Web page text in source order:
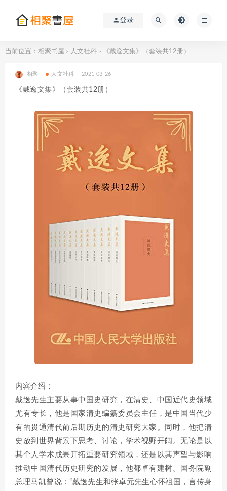
登录
当前位置： 相聚书屋 > 人文社科 > 《戴逸文集》（套装共12册）
相聚 人文社科 2021-03-26
《戴逸文集》（套装共12册）
内容介绍：
戴逸先生主要从事中国史研究，在清史、中国近代史领域
尤有专长，他是国家清史编纂委员会主任，是中国当代少
有的贯通清代前后期历史的清史研究大家。同时，他把清
史放到世界背景下思考、讨论，学术视野开阔。无论是以
其个人学术成果开拓重要研究领域，还是以其声望与影响
推动中国清代历史研究的发展，他都卓有建树。国务院副
总理马凯曾说：“戴逸先生和张卓元先生心怀祖国，言传身